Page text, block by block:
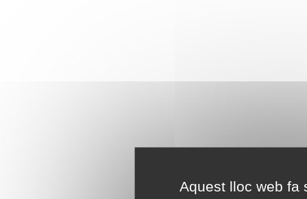
Aquest lloc web fa